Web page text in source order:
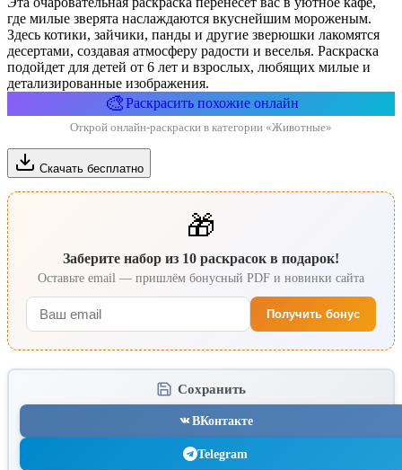
где милые зверята наслаждаются вкуснейшим мороженым.
Здесь котики, зайчики, панды и другие зверюшки лакомятся
десертами, создавая атмосферу радости и веселья. Раскраска
подойдет для детей от 6 лет и взрослых, любящих милые и
детализированные изображения.
🎨Раскрасить похожие онлайн
Открой онлайн-раскраски в категории «Животные»
Скачать бесплатно
🎁
Заберите набор из 10 раскрасок в подарок!
Оставьте email — пришлём бонусный PDF и новинки сайта
Получить бонус
Сохранить
ВКонтакте
Telegram